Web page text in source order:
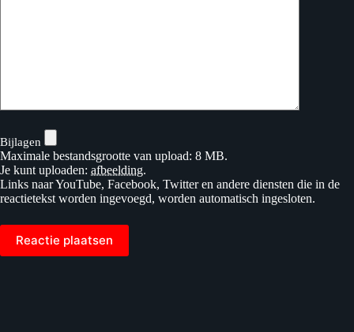
Bijlagen
Maximale bestandsgrootte van upload: 8 MB.
Je kunt uploaden: afbeelding.
Links naar YouTube, Facebook, Twitter en andere diensten die in de
reactietekst worden ingevoegd, worden automatisch ingesloten.
Reactie plaatsen